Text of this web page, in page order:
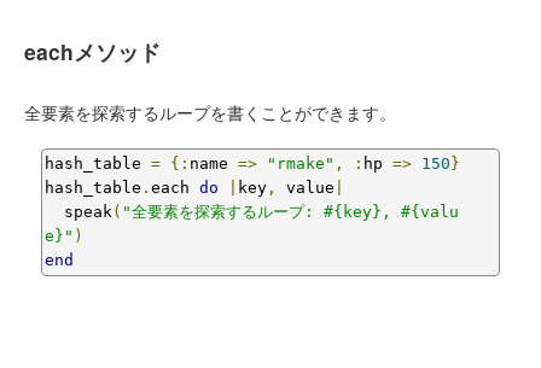
eachメソッド
全要素を探索するループを書くことができます。
hash_table = {: name => "rmake" , : hp => 150 }
hash_table . each do key , value
  speak
( "全要素を探索するループ: #{key}, #{valu
e}" )
end